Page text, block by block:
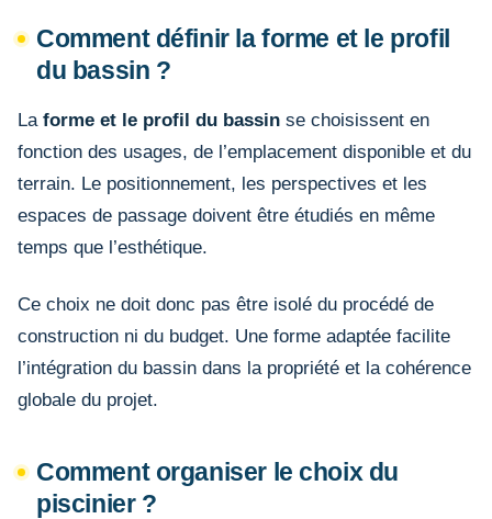
Comment définir la forme et le profil
du bassin ?
La forme et le profil du bassin se choisissent en
fonction des usages, de l’emplacement disponible et du
terrain. Le positionnement, les perspectives et les
espaces de passage doivent être étudiés en même
temps que l’esthétique.
Ce choix ne doit donc pas être isolé du procédé de
construction ni du budget. Une forme adaptée facilite
l’intégration du bassin dans la propriété et la cohérence
globale du projet.
Comment organiser le choix du
piscinier ?